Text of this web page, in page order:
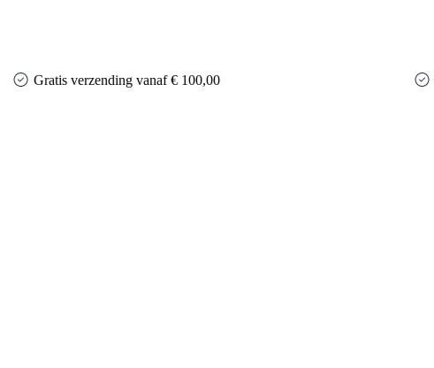
Gratis verzending vanaf € 100,00